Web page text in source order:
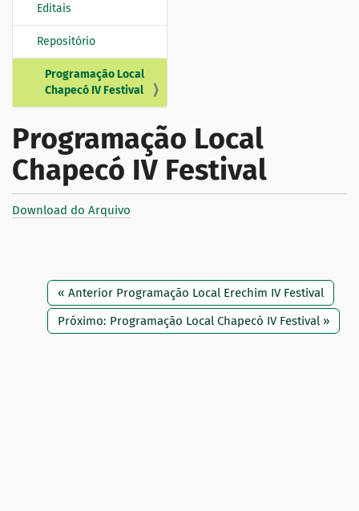
Editais
Repositório
Programação Local
Chapecó IV Festival
Programação Local
Chapecó IV Festival
Download do Arquivo
« Anterior Programação Local Erechim IV Festival
Próximo: Programação Local Chapecó IV Festival »